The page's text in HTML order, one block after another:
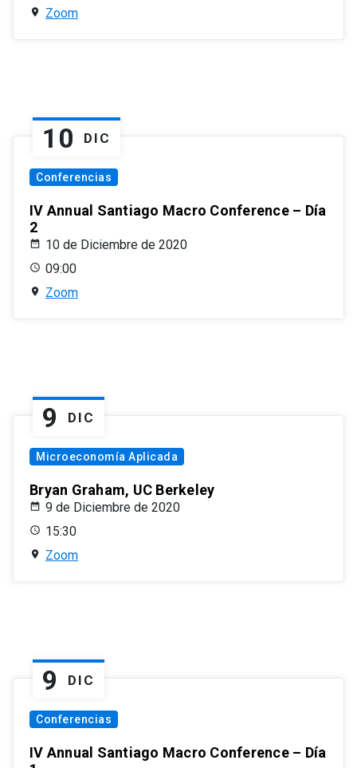
Zoom
10 DIC
Conferencias
IV Annual Santiago Macro Conference – Día
2
10 de Diciembre de 2020
09:00
Zoom
9 DIC
Microeconomía Aplicada
Bryan Graham, UC Berkeley
9 de Diciembre de 2020
15:30
Zoom
9 DIC
Conferencias
IV Annual Santiago Macro Conference – Día